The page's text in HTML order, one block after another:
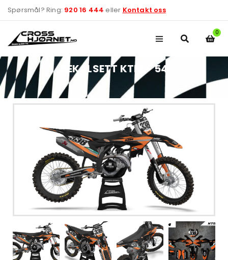
Spørsmål? Ring: 920 16 444 eller Kontakt oss
0
DEKALSETT KTM – 54